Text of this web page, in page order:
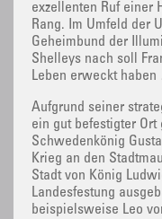
exzellenten Ruf einer
Rang. Im Umfeld der
Geheimbund der
Shelleys nach soll
Leben erweckt
Aufgrund seiner
ein gut befestigter
Schwedenkönig
Krieg an den
Stadt von König
Landesfestung
beispielsweise Leo